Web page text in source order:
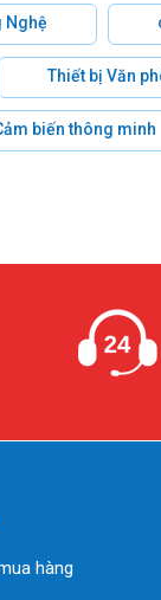
Nghệ
Thiết bị Văn
biến thông minh
hàng